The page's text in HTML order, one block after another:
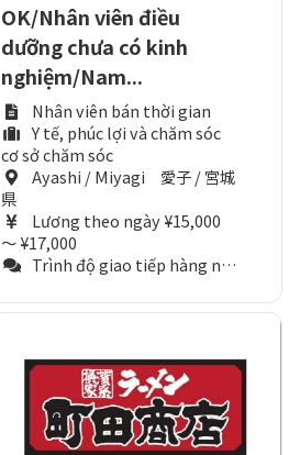
OK/Nhân viên điều
dưỡng chưa có kinh
nghiệm/Nam...
Nhân viên bán thời gian
Y tế, phúc lợi và chăm sóc
cơ sở chăm sóc
Ayashi / Miyagi 愛子 / 宮城
県
Lương theo ngày ¥15,000
～ ¥17,000
Trình độ giao tiếp hàng ngày (Tương đương N3)